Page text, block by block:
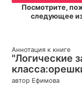
Посмотрите,
следующее
Аннотация к книге
"Логические
автор Ефимова